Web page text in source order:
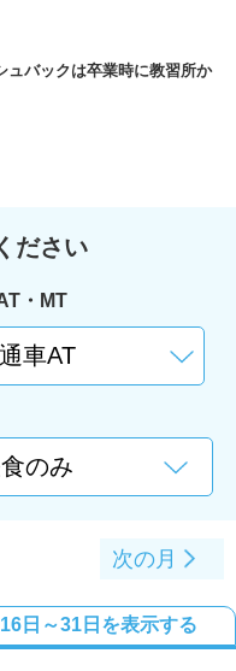
バックは卒業時に教習所か
ださい
・MT
次の月
16日～31日を表示する